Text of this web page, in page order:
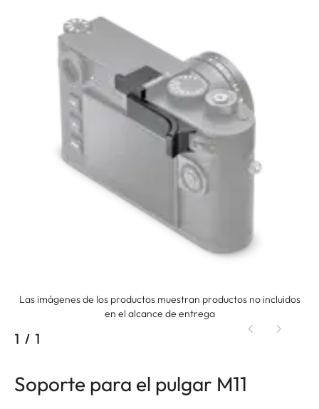
Las imágenes de los productos muestran productos no incluidos
en el alcance de entrega
1 / 1
Soporte para el pulgar M11